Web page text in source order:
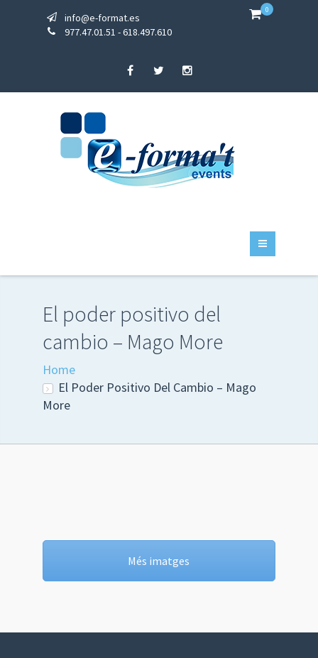
info@e-format.es
977.47.01.51 - 618.497.610
0
El poder positivo del
cambio – Mago More
Home
El Poder Positivo Del Cambio – Mago
More
Més imatges